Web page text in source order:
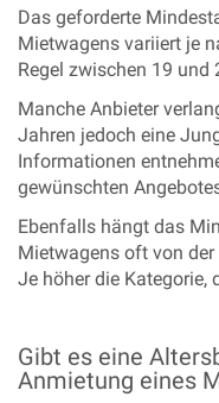
Das geforderte
Mietwagens variiert je
Regel zwischen 19 und
Manche Anbieter
Jahren jedoch eine
Informationen
gewünschten
Ebenfalls hängt das
Mietwagens oft von
Je höher die Kategorie,
Gibt es eine
Anmietung eines